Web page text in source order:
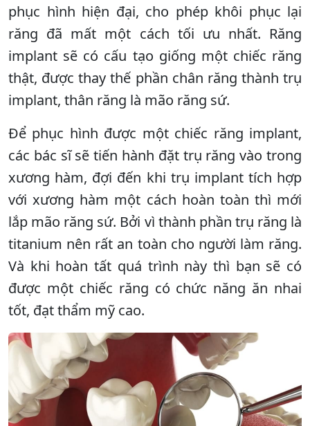
phục hình hiện đại, cho phép khôi phục lại
răng đã mất một cách tối ưu nhất. Răng
implant sẽ có cấu tạo giống một chiếc răng
thật, được thay thế phần chân răng thành trụ
implant, thân răng là mão răng sứ.
Để phục hình được một chiếc răng implant,
các bác sĩ sẽ tiến hành đặt trụ răng vào trong
xương hàm, đợi đến khi trụ implant tích hợp
với xương hàm một cách hoàn toàn thì mới
lắp mão răng sứ. Bởi vì thành phần trụ răng là
titanium nên rất an toàn cho người làm răng.
Và khi hoàn tất quá trình này thì bạn sẽ có
được một chiếc răng có chức năng ăn nhai
tốt, đạt thẩm mỹ cao.